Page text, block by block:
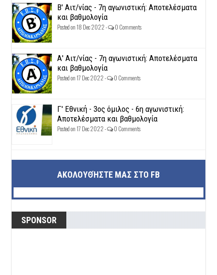
Β' Αιτ/νίας - 7η αγωνιστική: Αποτελέσματα
και βαθμολογία
Posted on 18 Dec 2022 - 0 Comments
Α' Αιτ/νίας - 7η αγωνιστική: Αποτελέσματα
και βαθμολογία
Posted on 17 Dec 2022 - 0 Comments
Γ' Εθνική - 3ος όμιλος - 6η αγωνιστική:
Αποτελέσματα και βαθμολογία
Posted on 17 Dec 2022 - 0 Comments
ΑΚΟΛΟΥΘΉΣΤΕ ΜΑΣ ΣΤΟ FB
SPONSOR